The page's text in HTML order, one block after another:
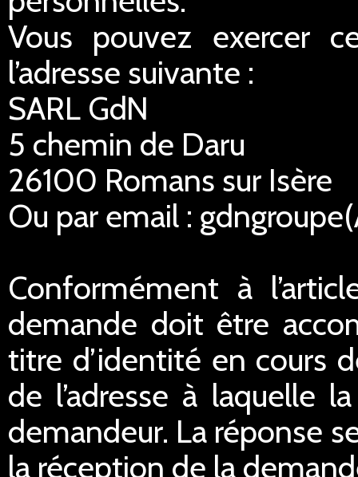
Vous pouvez exercer
l’adresse suivante :
SARL GdN
5 chemin de Daru
26100 Romans sur Isère
Ou par email :
Conformément à
demande doit être
titre d’identité en cours
de l’adresse à laquelle
demandeur. La réponse
la réception de la